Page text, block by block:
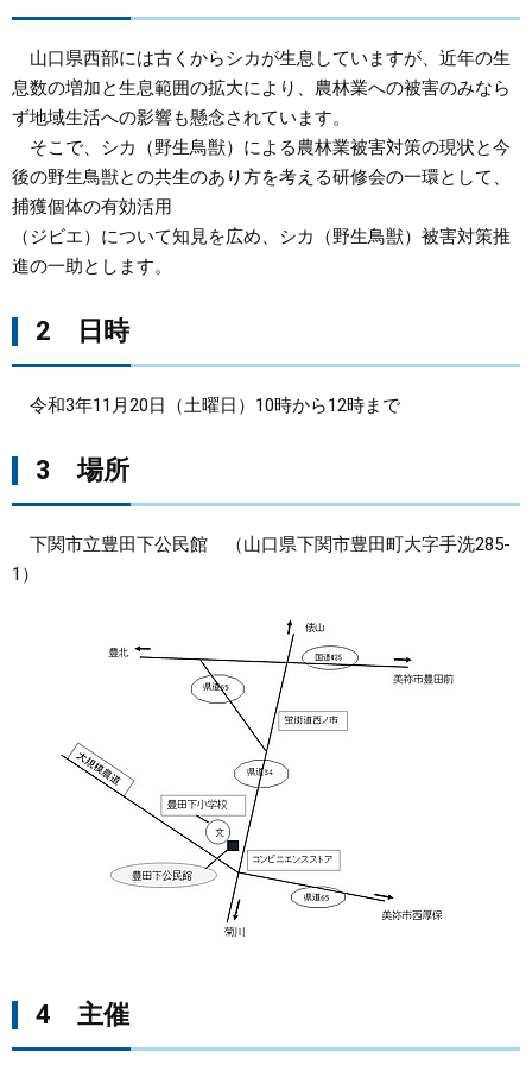
まちづくり
県政情報
山口県西部には古くからシカが生息していますが、近年の生
息数の増加と生息範囲の拡大により、農林業への被害のみなら
ず地域生活への影響も懸念されています。
そこで、シカ（野生鳥獣）による農林業被害対策の現状と今
後の野生鳥獣との共生のあり方を考える研修会の一環として、
捕獲個体の有効活用
（ジビエ）について知見を広め、シカ（野生鳥獣）被害対策推
進の一助とします。
2 日時
令和3年11月20日（土曜日）10時から12時まで
3 場所
下関市立豊田下公民館 （山口県下関市豊田町大字手洗285-
1）
4 主催